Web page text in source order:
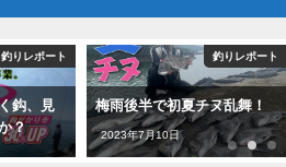
釣りレポート
鈎、見
？
釣りレポート
梅雨後半で初夏チヌ乱舞！
2023年7月10日